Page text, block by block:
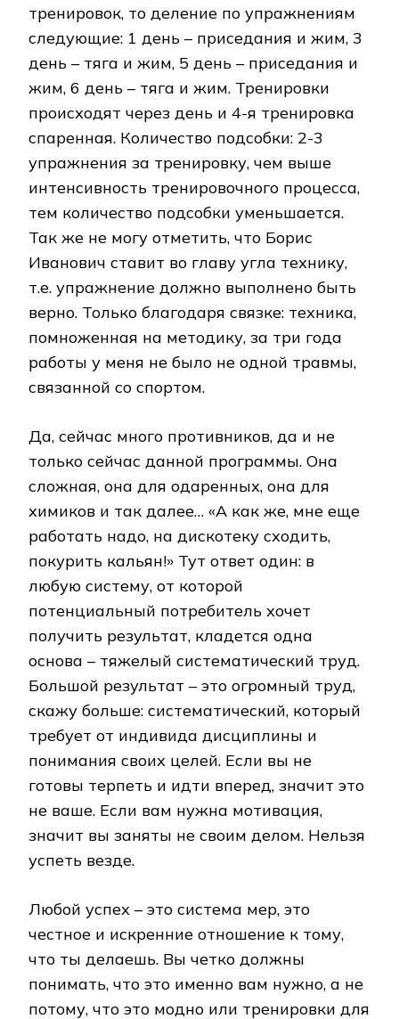
тренировок, то деление по упражнениям
следующие: 1 день – приседания и жим, 3
день – тяга и жим, 5 день – приседания и
жим, 6 день – тяга и жим. Тренировки
происходят через день и 4-я тренировка
спаренная. Количество подсобки: 2-3
упражнения за тренировку, чем выше
интенсивность тренировочного процесса,
тем количество подсобки уменьшается.
Так же не могу отметить, что Борис
Иванович ставит во главу угла технику,
т.е. упражнение должно выполнено быть
верно. Только благодаря связке: техника,
помноженная на методику, за три года
работы у меня не было не одной травмы,
связанной со спортом.
Да, сейчас много противников, да и не
только сейчас данной программы. Она
сложная, она для одаренных, она для
химиков и так далее… «А как же, мне еще
работать надо, на дискотеку сходить,
покурить кальян!» Тут ответ один: в
любую систему, от которой
потенциальный потребитель хочет
получить результат, кладется одна
основа – тяжелый систематический труд.
Большой результат – это огромный труд,
скажу больше: систематический, который
требует от индивида дисциплины и
понимания своих целей. Если вы не
готовы терпеть и идти вперед, значит это
не ваше. Если вам нужна мотивация,
значит вы заняты не своим делом. Нельзя
успеть везде.
Любой успех – это система мер, это
честное и искренние отношение к тому,
что ты делаешь. Вы четко должны
понимать, что это именно вам нужно, а не
потому, что это модно или тренировки для